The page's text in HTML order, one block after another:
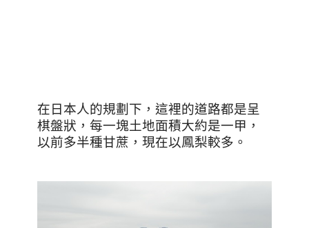
在日本人的規劃下，這裡的道路都是呈
棋盤狀，每一塊土地面積大約是一甲，
以前多半種甘蔗，現在以鳳梨較多。